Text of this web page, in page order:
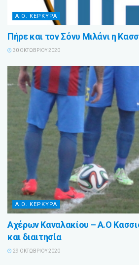
Α.Ο. ΚΕΡΚΥΡΑ
Πήρε και τον Σόνυ Μιλάνι η
30 ΟΚΤΩΒΡΊΟΥ 2020
Α.Ο. ΚΕΡΚΥΡΑ
Αχέρων Καναλακίου – Α.Ο
και διαιτησία
29 ΟΚΤΩΒΡΊΟΥ 2020